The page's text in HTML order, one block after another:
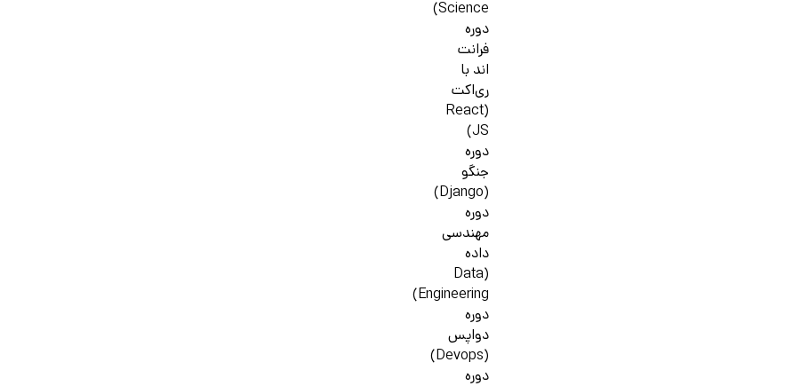
Science)
دوره
فرانت
اند با
ری‌اکت
(React
JS)
دوره
جنگو
(Django)
دوره
مهندسی
داده
(Data
Engineering)
دوره
دواپس
(Devops)
دوره